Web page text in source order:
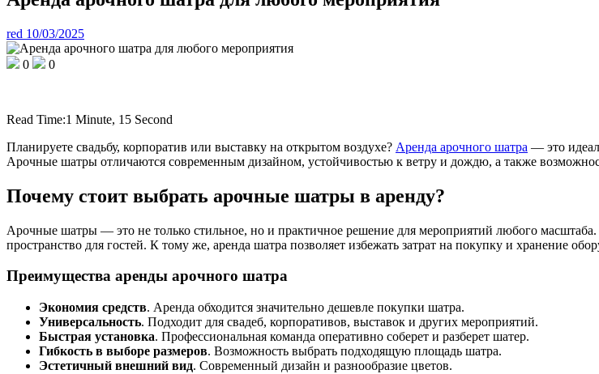
red 10/03/2025
0 0
Read Time:1 Minute, 15 Second
Планируете свадьбу, корпоратив или выставку на открытом воздухе? Аренда арочного шатра — это
Арочные шатры отличаются современным дизайном, устойчивостью к ветру и дождю, а также
Почему стоит выбрать арочные шатры в аренду?
Арочные шатры — это не только стильное, но и практичное решение для мероприятий любого
пространство для гостей. К тому же, аренда шатра позволяет избежать затрат на покупку и хранение
Преимущества аренды арочного шатра
Экономия средств. Аренда обходится значительно дешевле покупки шатра.
Универсальность. Подходит для свадеб, корпоративов, выставок и других мероприятий.
Быстрая установка. Профессиональная команда оперативно соберет и разберет шатер.
Гибкость в выборе размеров. Возможность выбрать подходящую площадь шатра.
Эстетичный внешний вид. Современный дизайн и разнообразие цветов.